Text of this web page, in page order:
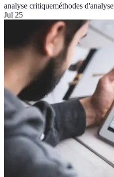
analyse critiqueméthodes d'analyse
Jul 25